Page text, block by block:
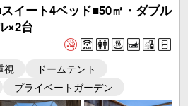
イート4ベッド■50㎡・ダブル
×2台
視
ドームテント
プライベートガーデン